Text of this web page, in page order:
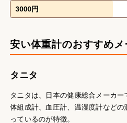
3000円
安い体重計のおすすめメ
タニタ
タニタは、日本の健康総合メーカ
体組成計、血圧計、温湿度計など
っているのが特徴。